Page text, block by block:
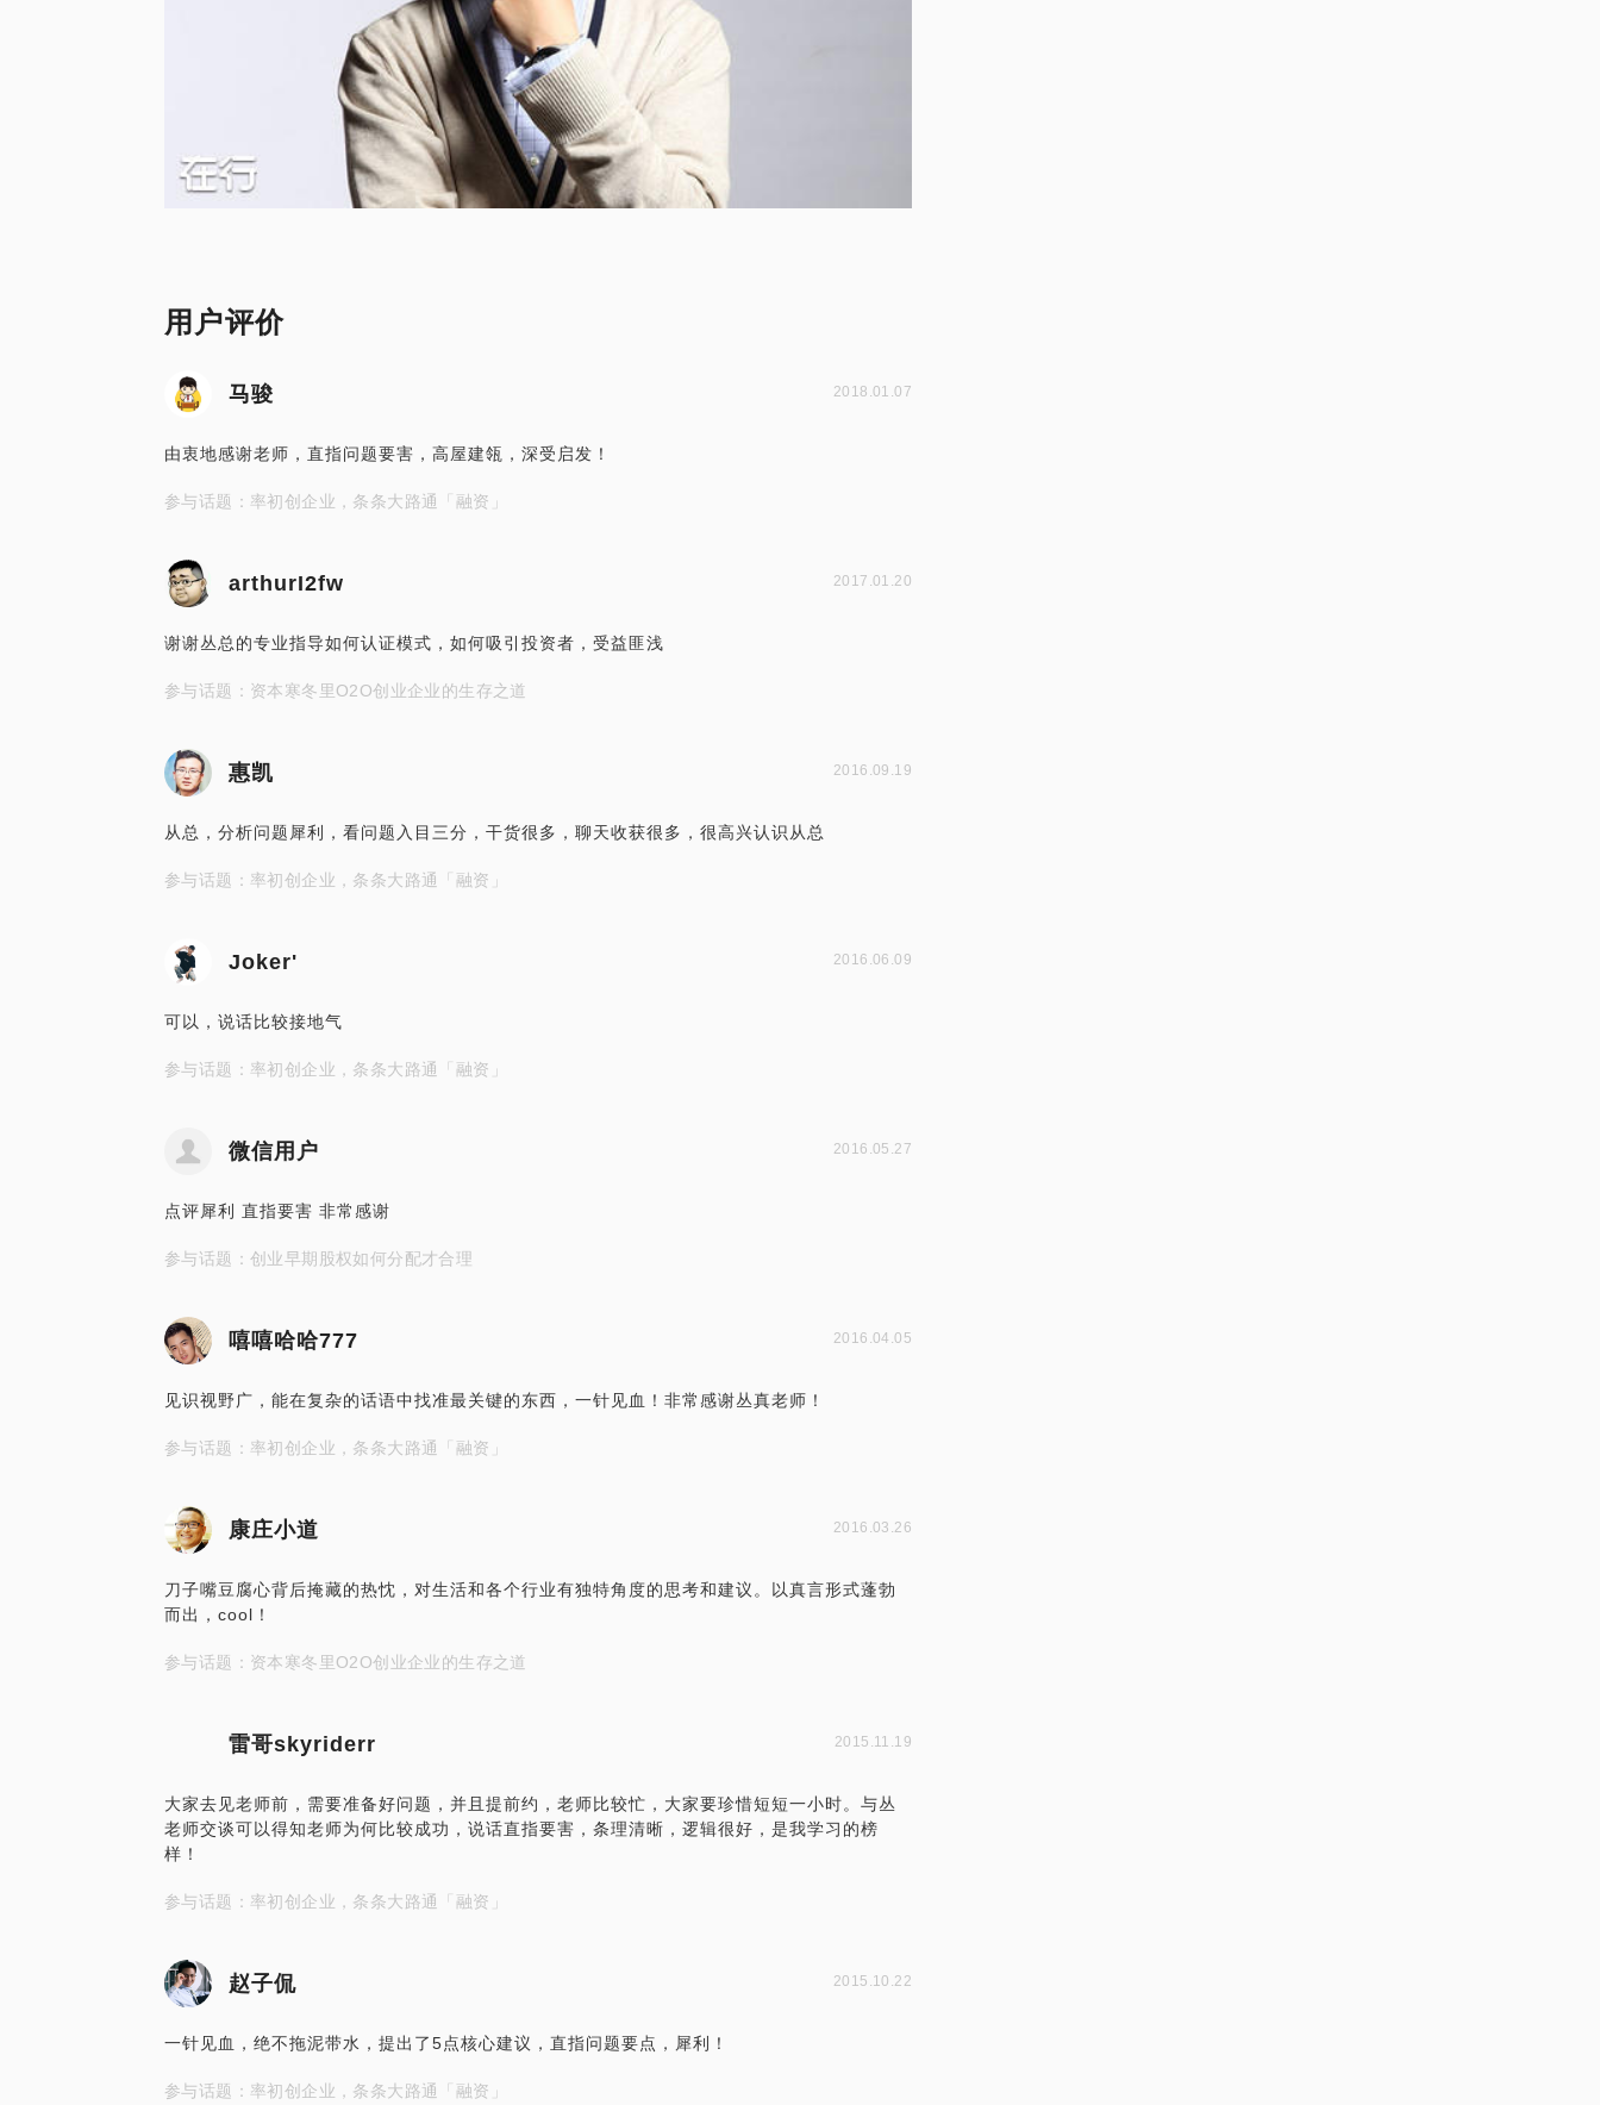
用户评价
马骏 2018.01.07
由衷地感谢老师，直指问题要害，高屋建瓴，深受启发！
参与话题：率初创企业，条条大路通「融资」
arthurI2fw 2017.01.20
谢谢丛总的专业指导如何认证模式，如何吸引投资者，受益匪浅
参与话题：资本寒冬里O2O创业企业的生存之道
惠凯 2016.09.19
从总，分析问题犀利，看问题入目三分，干货很多，聊天收获很多，很高兴认识从总
参与话题：率初创企业，条条大路通「融资」
Joker' 2016.06.09
可以，说话比较接地气
参与话题：率初创企业，条条大路通「融资」
微信用户 2016.05.27
点评犀利 直指要害 非常感谢
参与话题：创业早期股权如何分配才合理
嘻嘻哈哈777 2016.04.05
见识视野广，能在复杂的话语中找准最关键的东西，一针见血！非常感谢丛真老师！
参与话题：率初创企业，条条大路通「融资」
康庄小道 2016.03.26
刀子嘴豆腐心背后掩藏的热忱，对生活和各个行业有独特角度的思考和建议。以真言形式蓬勃
而出，cool！
参与话题：资本寒冬里O2O创业企业的生存之道
雷哥skyriderr 2015.11.19
大家去见老师前，需要准备好问题，并且提前约，老师比较忙，大家要珍惜短短一小时。与丛
老师交谈可以得知老师为何比较成功，说话直指要害，条理清晰，逻辑很好，是我学习的榜
样！
参与话题：率初创企业，条条大路通「融资」
赵子侃 2015.10.22
一针见血，绝不拖泥带水，提出了5点核心建议，直指问题要点，犀利！
参与话题：率初创企业，条条大路通「融资」